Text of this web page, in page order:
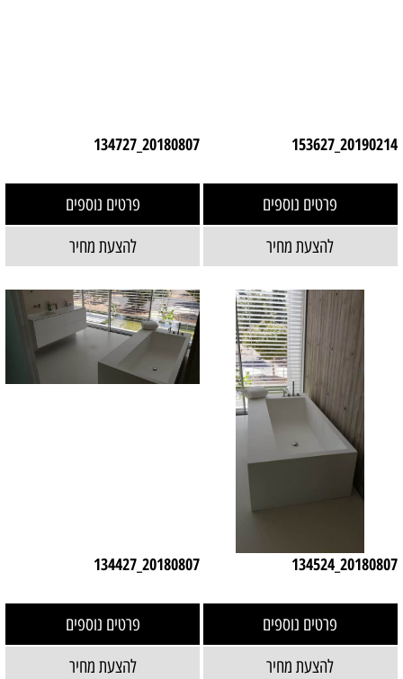
20190214_153627
פרטים נוספים
להצעת מחיר
20180807_134727
פרטים נוספים
להצעת מחיר
20180807_134524
פרטים נוספים
להצעת מחיר
20180807_134427
פרטים נוספים
להצעת מחיר